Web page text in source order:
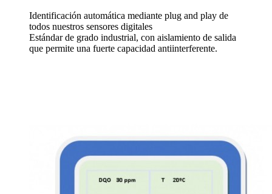
Identificación automática mediante plug and play de
todos nuestros sensores digitales
Estándar de grado industrial, con aislamiento de salida
que permite una fuerte capacidad antiinterferente.